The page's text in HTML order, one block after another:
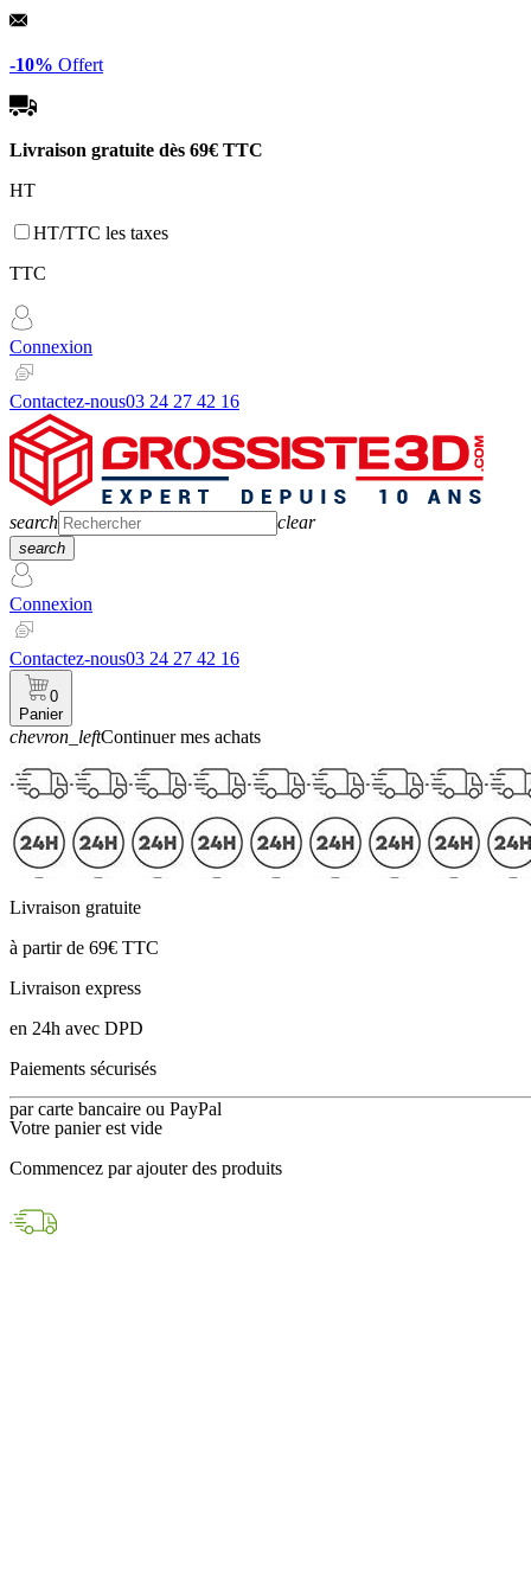
Panneau de gestion des cookies
-10% Offert
Livraison gratuite dès 69€ TTC
HT
HT/TTC les taxes
TTC
Connexion
Contactez-nous03 24 27 42 16
search clear
search
Connexion
Contactez-nous03 24 27 42 16
0
Panier
chevron_leftContinuer mes achats
Panier
en 24h avec DPD
Paiements sécurisés
par carte bancaire ou PayPal
Votre panier est vide
Commencez par ajouter des produits